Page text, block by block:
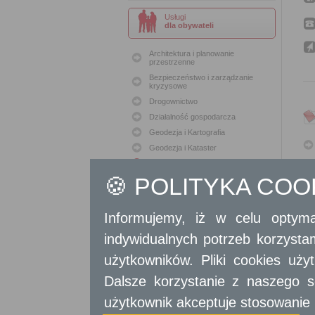
Usługi
dla obywateli
Architektura i planowanie
przestrzenne
Bezpieczeństwo i zarządzanie
kryzysowe
Drogownictwo
Działalność gospodarcza
Geodezja i Kartografia
Geodezja i Kataster
Konserwacja zabytków
Ochrona Środowiska
Podatki i opłaty lokalne
Polityka lokalowa
Polityka społeczna
Sport i Rekreacja
Sprawy komunalne
🍪 POLITYKA
Informujemy, iż w celu
indywidualnych potrzeb
użytkowników. Pliki cookies
Dalsze korzystanie z naszego
użytkownik akceptuje stosowanie